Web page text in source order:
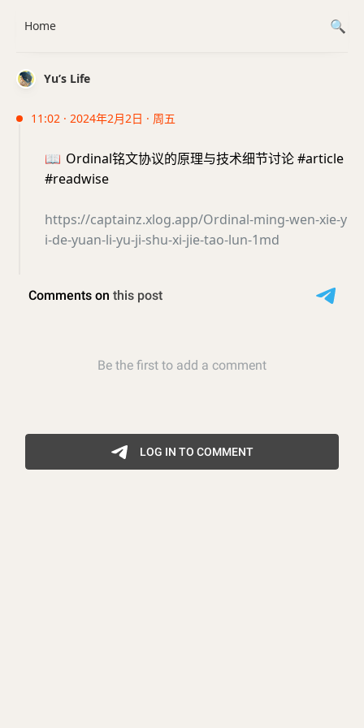
Yu’s Life
11:02 · 2024年2月2日 · 周五
📖 Ordinal铭文协议的原理与技术细节讨论 #article
#readwise
https://captainz.xlog.app/Ordinal-ming-wen-xie-y
i-de-yuan-li-yu-ji-shu-xi-jie-tao-lun-1md
Home